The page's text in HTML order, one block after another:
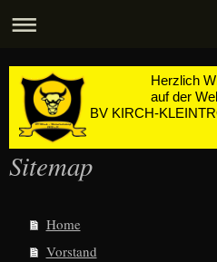
Herzlich
auf der
BV KIRCH-
Sitemap
Home
Vorstand